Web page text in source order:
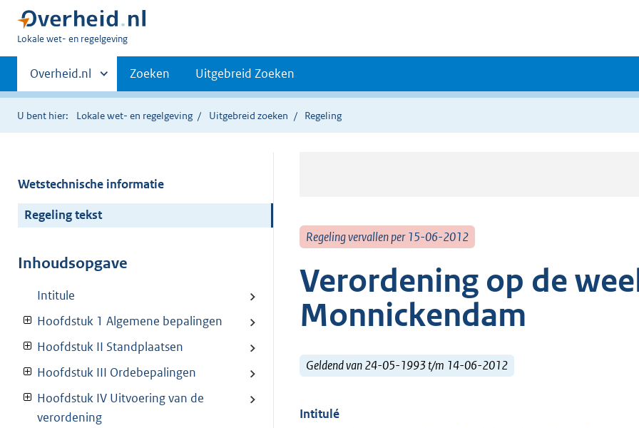
U
hier:
Lokale wet- en regelgeving
Primaire
navigatie
Andere
sites
binnen
Overheid.nl Zoeken Uitgebreid Zoeken
U bent hier: Lokale wet- en regelgeving Uitgebreid zoeken Regeling
Wetstechnische informatie
Regeling tekst
Inhoudsopgave
Intitule
Hoofdstuk 1 Algemene bepalingen
Hoofdstuk II Standplaatsen
Hoofdstuk III Ordebepalingen
Hoofdstuk IV Uitvoering van de
verordening
Regeling vervallen per 15-06-2012
Verordening op de
Monnickendam
Geldend van 24-05-1993 t/m 14-06-2012
Intitulé